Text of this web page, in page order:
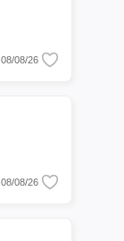
08/08/26
08/08/26